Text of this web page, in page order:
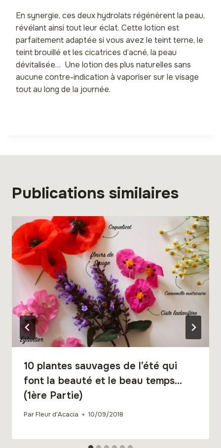
En synergie, ces deux hydrolats régénèrent la peau,
révélant ainsi tout leur éclat. Cette lotion est
parfaitement adaptée si vous avez le teint terne, le
teint brouillé et les cicatrices d’acné, la peau
dévitalisée… Une lotion des plus naturelles sans
aucune contre-indication à vaporiser sur le visage
tout au long de la journée.
Publications similaires
10 plantes sauvages de l’été qui
font la beauté et le beau temps…
(1ère Partie)
ParFleur d'Acacia 10/09/2018